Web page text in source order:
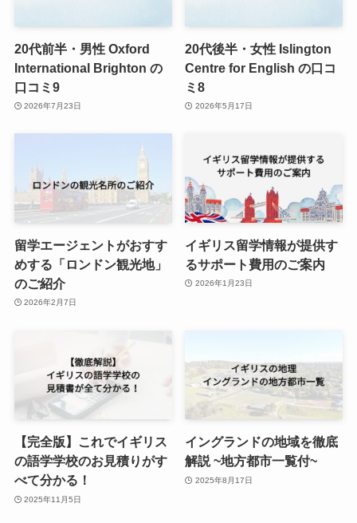
20代前半・男性 Oxford
International Brighton の
口コミ9
2026年7月23日
20代後半・女性 Islington
Centre for English の口コ
ミ8
2026年5月17日
留学エージェントがおすす
めする「ロンドン観光地」
のご紹介
2026年2月7日
イギリス留学情報が提供す
るサポート費用のご案内
2026年1月23日
【完全版】これでイギリス
の語学学校のお見積りがす
べて分かる！
2025年11月5日
イングランドの地域を徹底
解説 ~地方都市一覧付~
2025年8月17日